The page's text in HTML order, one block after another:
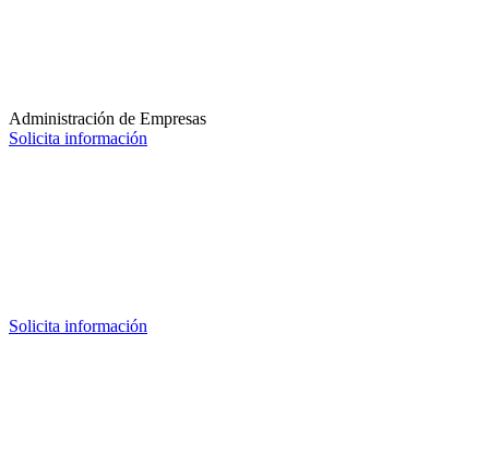
Administración de Empresas
Solicita información
Solicita información